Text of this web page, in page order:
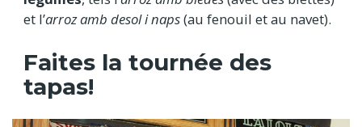
et l’arroz amb desol i naps(au fenouil et au navet).
Faites la tournée des
tapas!